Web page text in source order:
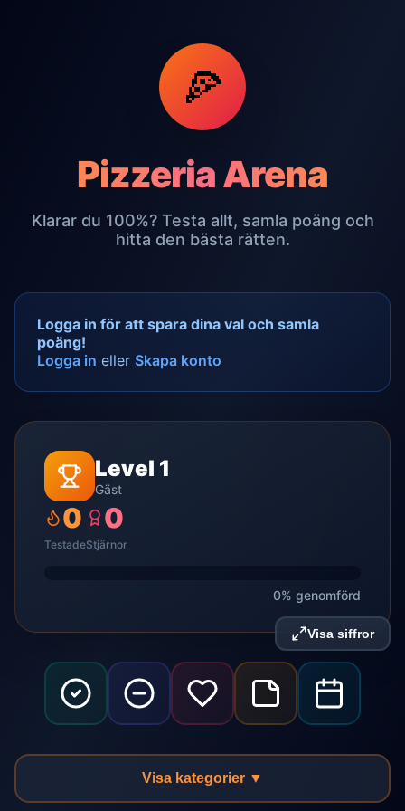
🍕
Pizzeria Arena
Klarar du 100%? Testa allt, samla poäng och
hitta den bästa rätten.
Logga in för att spara dina val och samla
poäng!
Logga in eller Skapa konto
Level 1
Gäst
0
Testade
0
Stjärnor
0% genomförd
Visa siffror
Visa kategorier ▼